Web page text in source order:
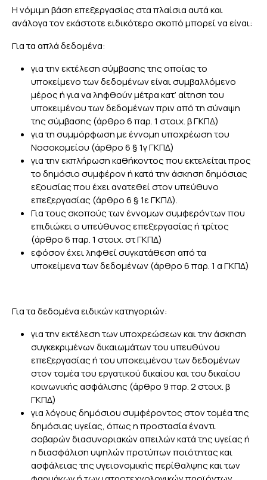
Η νόμιμη βάση επεξεργασίας στα πλαίσια αυτά και
ανάλογα τον εκάστοτε ειδικότερο σκοπό μπορεί να είναι:
Για τα απλά δεδομένα:
για την εκτέλεση σύμβασης της οποίας το
υποκείμενο των δεδομένων είναι συμβαλλόμενο
μέρος ή για να ληφθούν μέτρα κατ’ αίτηση του
υποκειμένου των δεδομένων πριν από τη σύναψη
της σύμβασης (άρθρο 6 παρ. 1 στοιχ. β ΓΚΠΔ)
για τη συμμόρφωση με έννομη υποχρέωση του
Νοσοκομείου (άρθρο 6 § 1γ ΓΚΠΔ)
για την εκπλήρωση καθήκοντος που εκτελείται προς
το δημόσιο συμφέρον ή κατά την άσκηση δημόσιας
εξουσίας που έχει ανατεθεί στον υπεύθυνο
επεξεργασίας (άρθρο 6 § 1ε ΓΚΠΔ).
Για τους σκοπούς των έννομων συμφερόντων που
επιδιώκει ο υπεύθυνος επεξεργασίας ή τρίτος
(άρθρο 6 παρ. 1 στοιχ. στ ΓΚΠΔ)
εφόσον έχει ληφθεί συγκατάθεση από τα
υποκείμενα των δεδομένων (άρθρο 6 παρ. 1 α ΓΚΠΔ)
Για τα δεδομένα ειδικών κατηγοριών:
για την εκτέλεση των υποχρεώσεων και την άσκηση
συγκεκριμένων δικαιωμάτων του υπευθύνου
επεξεργασίας ή του υποκειμένου των δεδομένων
στον τομέα του εργατικού δικαίου και του δικαίου
κοινωνικής ασφάλισης (άρθρο 9 παρ. 2 στοιχ. β
ΓΚΠΔ)
για λόγους δημόσιου συμφέροντος στον τομέα της
δημόσιας υγείας, όπως η προστασία έναντι
σοβαρών διασυνοριακών απειλών κατά της υγείας ή
η διασφάλιση υψηλών προτύπων ποιότητας και
ασφάλειας της υγειονομικής περίθαλψης και των